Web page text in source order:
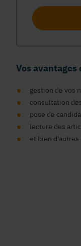
Vos
gestion de vos
consultation
pose de
lecture des
et bien d'autres